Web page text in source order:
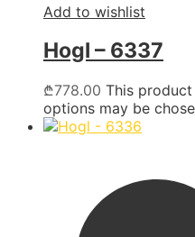
Add to wishlist
Hogl – 6337
₾778.00 This
options may be